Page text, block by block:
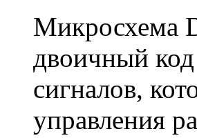
Микросхема
двоичный
сигналов,
управления